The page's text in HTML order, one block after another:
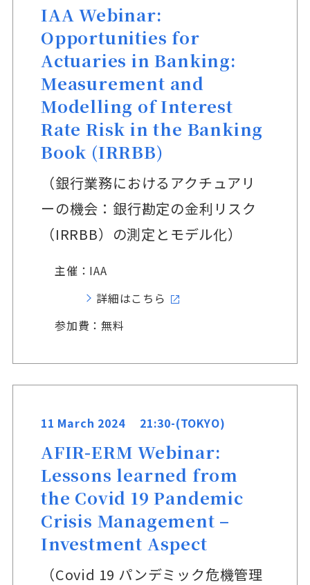
IAA Webinar:
Opportunities for
Actuaries in Banking:
Measurement and
Modelling of Interest
Rate Risk in the Banking
Book (IRRBB)
（銀行業務におけるアクチュアリ
ーの機会：銀行勘定の金利リスク
（IRRBB）の測定とモデル化）
主催：IAA
詳細はこちら
参加費：無料
11 March 2024 21:30-(TOKYO)
AFIR-ERM Webinar:
Lessons learned from
the Covid 19 Pandemic
Crisis Management –
Investment Aspect
（Covid 19 パンデミック危機管理